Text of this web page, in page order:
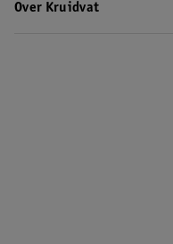
Over Kruidvat